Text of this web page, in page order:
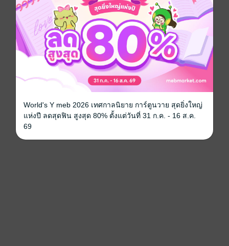
World's Y meb 2026 เทศกาลนิยาย การ์ตูนวาย สุดยิ่งใหญ่
แห่งปี ลดสุดฟิน สูงสุด 80% ตั้งแต่วันที่ 31 ก.ค. - 16 ส.ค.
69